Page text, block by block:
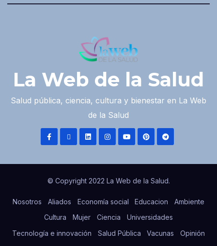
La Web de la Salud
Salud pública, ciencia, cultura y bienestar en La Web
de la Salud
© Copyright 2022 La Web de la Salud.
Nosotros Aliados Economía social Educacion
Ambiente
Cultura
Mujer Ciencia
Universidades
Tecnología e innovación
Salud Pública Vacunas
Opinión